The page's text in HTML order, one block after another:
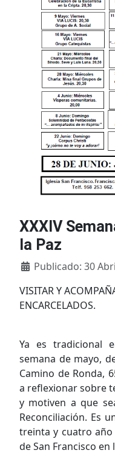
XXXIV
la Paz
Detalles
Publicado: 30
VISITAR Y
ENCARCELADOS.
Ya es tradicional
semana de mayo,
Camino de Ronda,
a reflexionar sobre
y motiven a que
Reconciliación. Es
treinta y cuatro
de San Francisco